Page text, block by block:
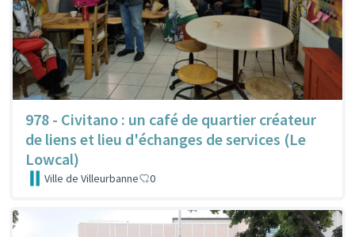
978 - Civitano : un café de quartier créateur
de liens et lieu d'échanges de services (Le
Lowcal)
Ville de Villeurbanne 0